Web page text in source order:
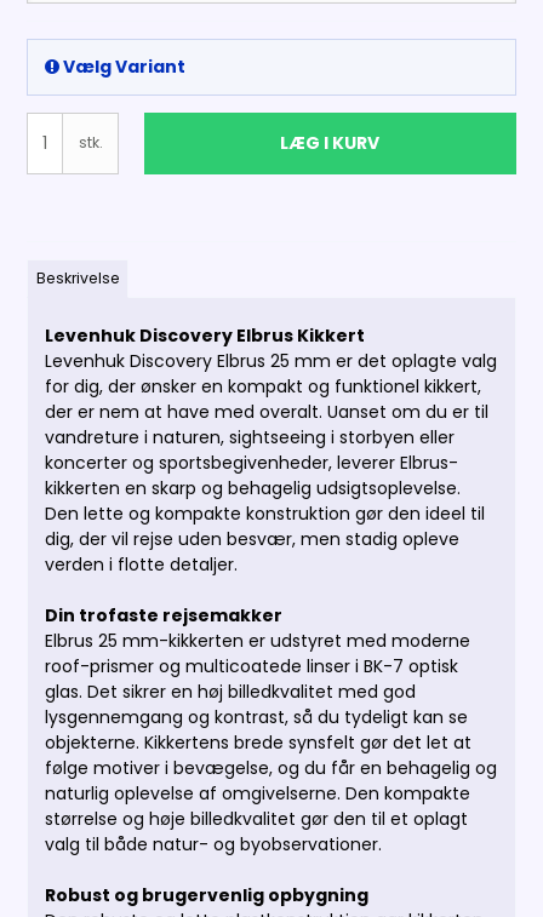
Vælg Variant
stk. LÆG I KURV
Beskrivelse
Levenhuk Discovery Elbrus Kikkert
Levenhuk Discovery Elbrus 25 mm er det oplagte valg
for dig, der ønsker en kompakt og funktionel kikkert,
der er nem at have med overalt. Uanset om du er til
vandreture i naturen, sightseeing i storbyen eller
koncerter og sportsbegivenheder, leverer Elbrus-
kikkerten en skarp og behagelig udsigtsoplevelse.
Den lette og kompakte konstruktion gør den ideel til
dig, der vil rejse uden besvær, men stadig opleve
verden i flotte detaljer.
Din trofaste rejsemakker
Elbrus 25 mm-kikkerten er udstyret med moderne
roof-prismer og multicoatede linser i BK-7 optisk
glas. Det sikrer en høj billedkvalitet med god
lysgennemgang og kontrast, så du tydeligt kan se
objekterne. Kikkertens brede synsfelt gør det let at
følge motiver i bevægelse, og du får en behagelig og
naturlig oplevelse af omgivelserne. Den kompakte
størrelse og høje billedkvalitet gør den til et oplagt
valg til både natur- og byobservationer.
Robust og brugervenlig opbygning